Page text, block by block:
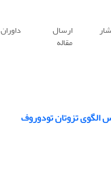
ارسال
مقاله
داوران
تزوتان تودوروف